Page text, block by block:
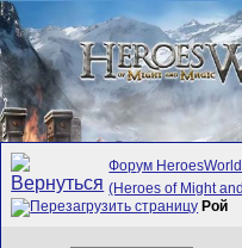
Форум
(Heroes of Might
Рой